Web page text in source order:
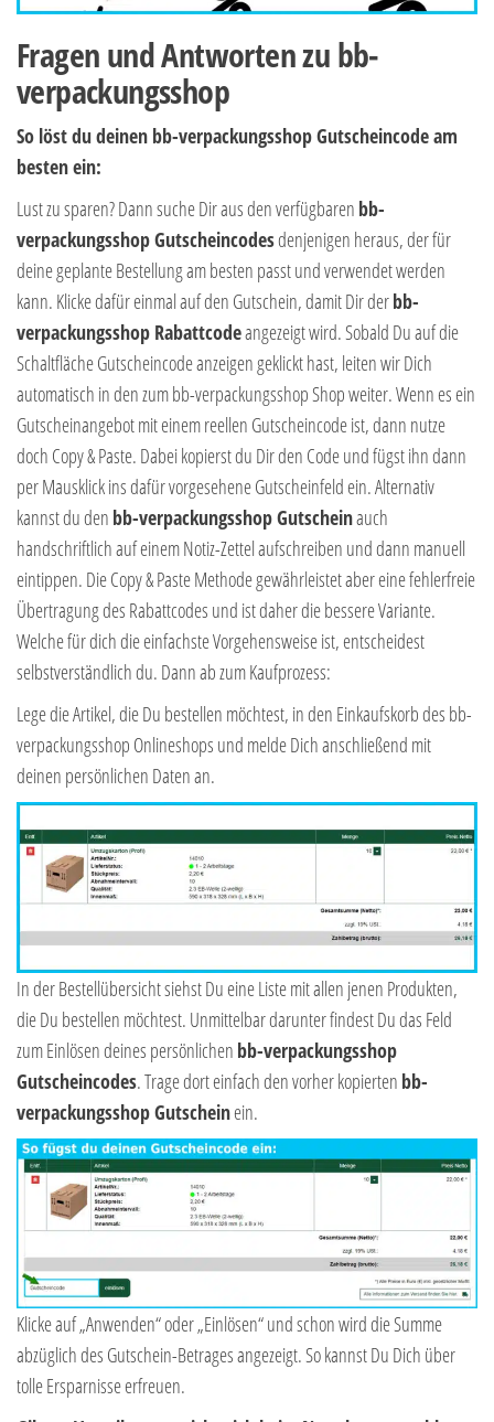
Fragen und Antworten zu bb-
verpackungsshop
So löst du deinen bb-verpackungsshop Gutscheincode am
besten ein:
Lust zu sparen? Dann suche Dir aus den verfügbaren bb-
verpackungsshop Gutscheincodesdenjenigen heraus, der für
deine geplante Bestellung am besten passt und verwendet werden
kann. Klicke dafür einmal auf den Gutschein, damit Dir derbb-
verpackungsshop Rabattcodeangezeigt wird. Sobald Du auf die
Schaltfläche Gutscheincode anzeigen geklickt hast, leiten wir Dich
automatisch in den zum bb-verpackungsshop Shop weiter. Wenn es ein
Gutscheinangebot mit einem reellen Gutscheincode ist, dann nutze
doch Copy & Paste. Dabei kopierst du Dir den Code und fügst ihn dann
per Mausklick ins dafür vorgesehene Gutscheinfeld ein. Alternativ
kannst du den bb-verpackungsshop Gutscheinauch
handschriftlich auf einem Notiz-Zettel aufschreiben und dann manuell
eintippen. Die Copy & Paste Methode gewährleistet aber eine fehlerfreie
Übertragung des Rabattcodes und ist daher die bessere Variante.
Welche für dich die einfachste Vorgehensweise ist, entscheidest
selbstverständlich du. Dann ab zum Kaufprozess:
Lege die Artikel, die Du bestellen möchtest, in den Einkaufskorb des bb-
verpackungsshop Onlineshops und melde Dich anschließend mit
deinen persönlichen Daten an.
In der Bestellübersicht siehst Du eine Liste mit allen jenen Produkten,
die Du bestellen möchtest. Unmittelbar darunter findest Du das Feld
zum Einlösen deines persönlichen bb-verpackungsshop
Gutscheincodes. Trage dort einfach den vorher kopierten bb-
verpackungsshop Gutscheinein.
Klicke auf „Anwenden“ oder „Einlösen“ und schon wird die Summe
abzüglich des Gutschein-Betrages angezeigt. So kannst Du Dich über
tolle Ersparnisse erfreuen.